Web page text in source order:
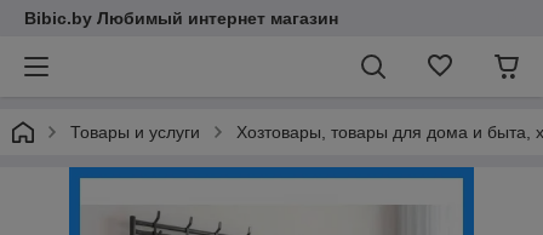
Bibic.by Любимый интернет магазин
Товары и услуги Хозтовары, товары для дома и быта,